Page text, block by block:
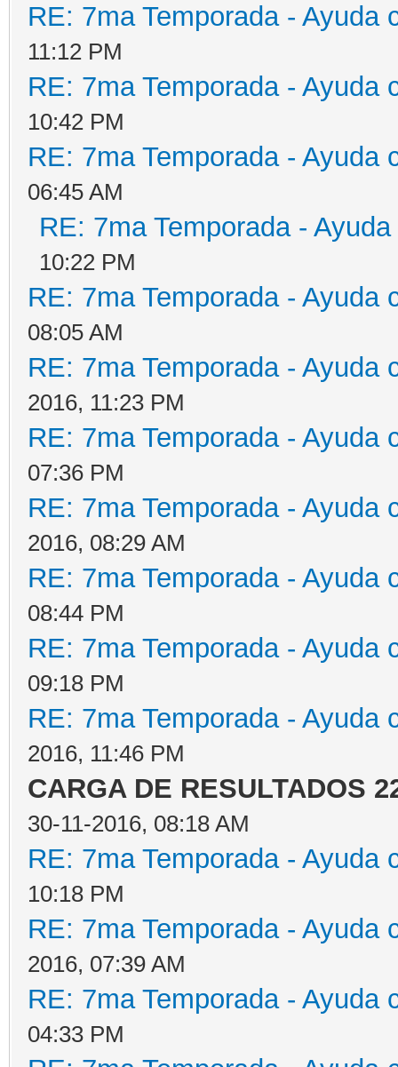
RE: 7ma Temporada - Ayuda
11:12 PM
RE: 7ma Temporada - Ayuda
10:42 PM
RE: 7ma Temporada - Ayuda
06:45 AM
RE: 7ma Temporada -
10:22 PM
RE: 7ma Temporada - Ayuda
08:05 AM
RE: 7ma Temporada - Ayuda
2016, 11:23 PM
RE: 7ma Temporada - Ayuda
07:36 PM
RE: 7ma Temporada - Ayuda
2016, 08:29 AM
RE: 7ma Temporada - Ayuda
08:44 PM
RE: 7ma Temporada - Ayuda
09:18 PM
RE: 7ma Temporada - Ayuda
2016, 11:46 PM
CARGA DE RESULTADOS
30-11-2016, 08:18 AM
RE: 7ma Temporada - Ayuda
10:18 PM
RE: 7ma Temporada - Ayuda
2016, 07:39 AM
RE: 7ma Temporada - Ayuda
04:33 PM